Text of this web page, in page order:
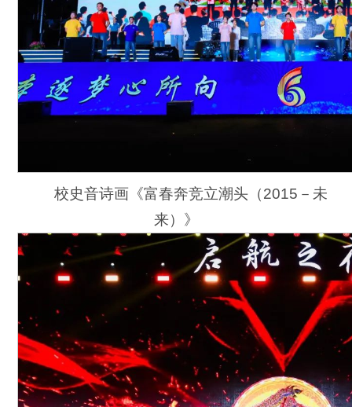
校史音诗画《富春奔竞立潮头（2015－未
来）》